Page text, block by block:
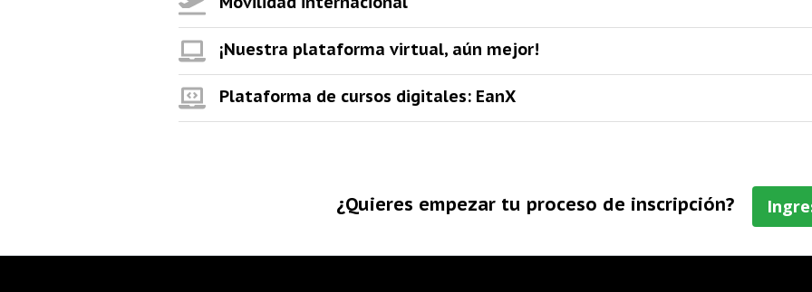
¡Nuestra plataforma virtual, aún mejor!
Plataforma de cursos digitales: EanX
¿Quieres empezar tu proceso de inscripción?